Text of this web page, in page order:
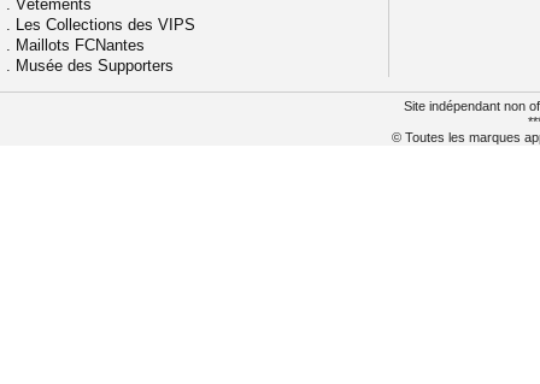
. Vêtements
. Les Collections des VIPS
. Maillots FCNantes
. Musée des Supporters
Site indépendant non
© Toutes les marques